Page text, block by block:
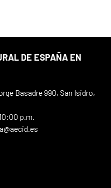
DE ESPAÑA EN
Basadre 990, San Isidro,
p.m.